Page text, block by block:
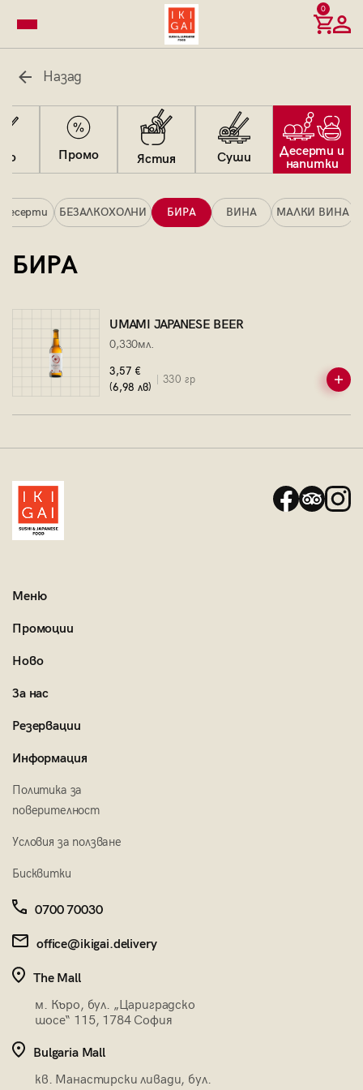
0
Назад
Промо Ястия Суши
Десерти и
напитки
Десерти БЕЗАЛКОХОЛНИ БИРА ВИНА МАЛКИ ВИНА
БИРА
UMAMI JAPANESE BEER
0,330мл.
3,57 €
(6,98 лв)
330 гр
Меню
Промоции
Ново
За нас
Резервации
Информация
Политика за
поверителност
Условия за ползване
Бисквитки
0700 70030
office@ikigai.delivery
The Mall
м. Къро, бул. „Цариградско
шосе“ 115, 1784 София
Bulgaria Mall
кв. Манастирски ливади, бул.